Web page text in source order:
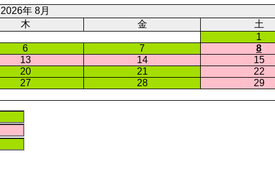
2026年 8月
木 金 土
1
6 7 8
13 14 15
20 21 22
27 28 29